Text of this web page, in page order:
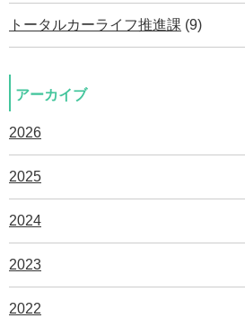
トータルカーライフ推進課 (9)
アーカイブ
2026
2025
2024
2023
2022